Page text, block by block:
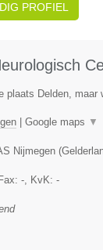
PROFIEL
plaats Delden, maar
| Google maps ▼
Nijmegen(
-, KvK: -